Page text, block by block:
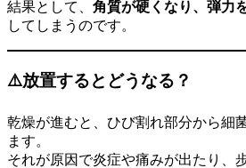
結果として、 角質が硬くなり、弾力
してしまうのです。
⚠️放置するとどうなる？
乾燥が進むと、ひび割れ部分から細
ます。
それが原因で炎症や痛みが出たり、